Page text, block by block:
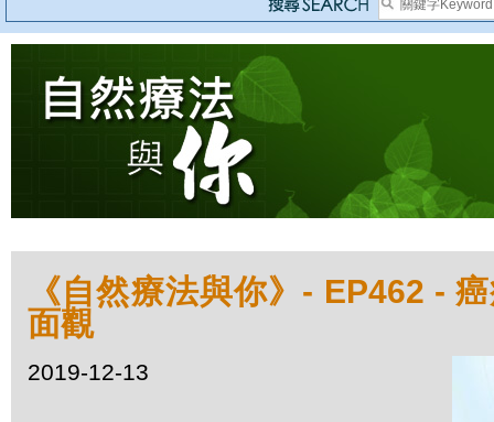
《自然療法與你》- EP462 -
面觀
2019-12-13